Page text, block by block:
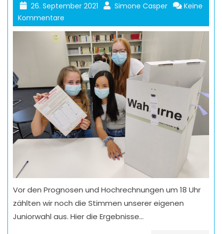
26. September 2021 Simone Casper
Keine
Kommentare
Vor den Prognosen und Hochrechnungen um 18 Uhr
zählten wir noch die Stimmen unserer eigenen
Juniorwahl aus. Hier die Ergebnisse…